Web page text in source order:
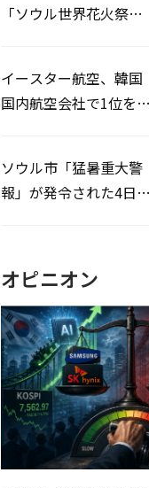
「ソウル世界花火祭り
イースター航空、韓国
国内航空会社で1位を記
ソウル市「猛暑重大警
報」が発令された4日、
オピニオン